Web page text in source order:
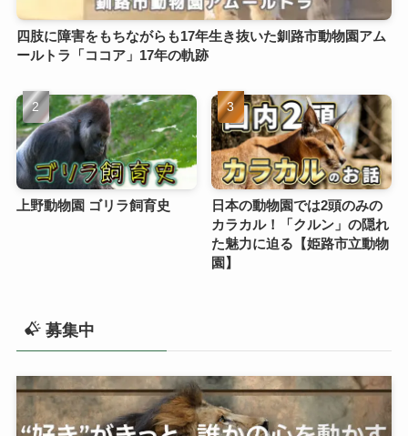
四肢に障害をもちながらも17年生き抜いた釧路市動物園アム
ールトラ「ココア」17年の軌跡
上野動物園 ゴリラ飼育史
日本の動物園では2頭のみの
カラカル！「クルン」の隠れ
た魅力に迫る【姫路市立動物
園】
募集中